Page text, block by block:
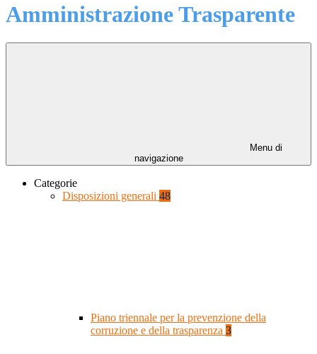
Amministrazione Trasparente
Menu di
navigazione
Categorie
Disposizioni generali 48
Piano triennale per la prevenzione della
corruzione e della trasparenza 3